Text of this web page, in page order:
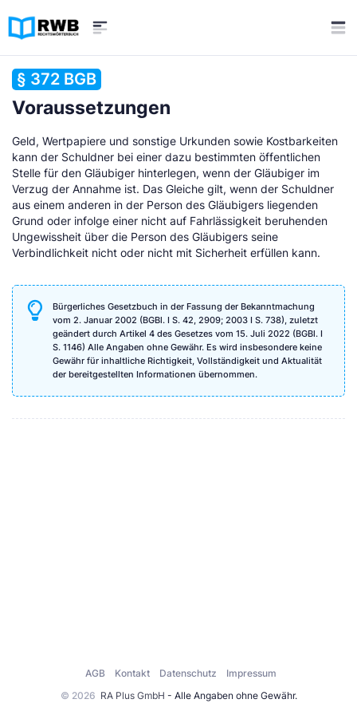
§ 372 BGB
Voraussetzungen
Geld, Wertpapiere und sonstige Urkunden sowie Kostbarkeiten
kann der Schuldner bei einer dazu bestimmten öffentlichen
Stelle für den Gläubiger hinterlegen, wenn der Gläubiger im
Verzug der Annahme ist. Das Gleiche gilt, wenn der Schuldner
aus einem anderen in der Person des Gläubigers liegenden
Grund oder infolge einer nicht auf Fahrlässigkeit beruhenden
Ungewissheit über die Person des Gläubigers seine
Verbindlichkeit nicht oder nicht mit Sicherheit erfüllen kann.
Bürgerliches Gesetzbuch in der Fassung der Bekanntmachung
vom 2. Januar 2002 (BGBl. I S. 42, 2909; 2003 I S. 738), zuletzt
geändert durch Artikel 4 des Gesetzes vom 15. Juli 2022 (BGBl. I
S. 1146) Alle Angaben ohne Gewähr. Es wird insbesondere keine
Gewähr für inhaltliche Richtigkeit, Vollständigkeit und Aktualität
der bereitgestellten Informationen übernommen.
© 2026 RA Plus GmbH - Alle Angaben ohne Gewähr.
AGB Kontakt Datenschutz Impressum